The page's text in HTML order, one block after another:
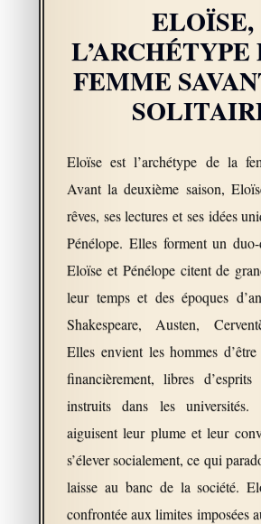
ELOÏSE,
FEMME
Eloïse est l’archétype de la
Avant la deuxième saison,
rêves, ses lectures et ses idées
Pénélope. Elles forment un duo-
Eloïse et Pénélope citent de
leur temps et des époques
Shakespeare, Austen,
Elles envient les hommes d’être
financièrement, libres
instruits dans les universités.
aiguisent leur plume et leur
s’élever socialement, ce qui
laisse au banc de la société.
confrontée aux limites imposées